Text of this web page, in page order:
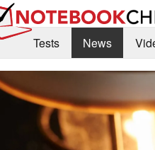
Tests
News